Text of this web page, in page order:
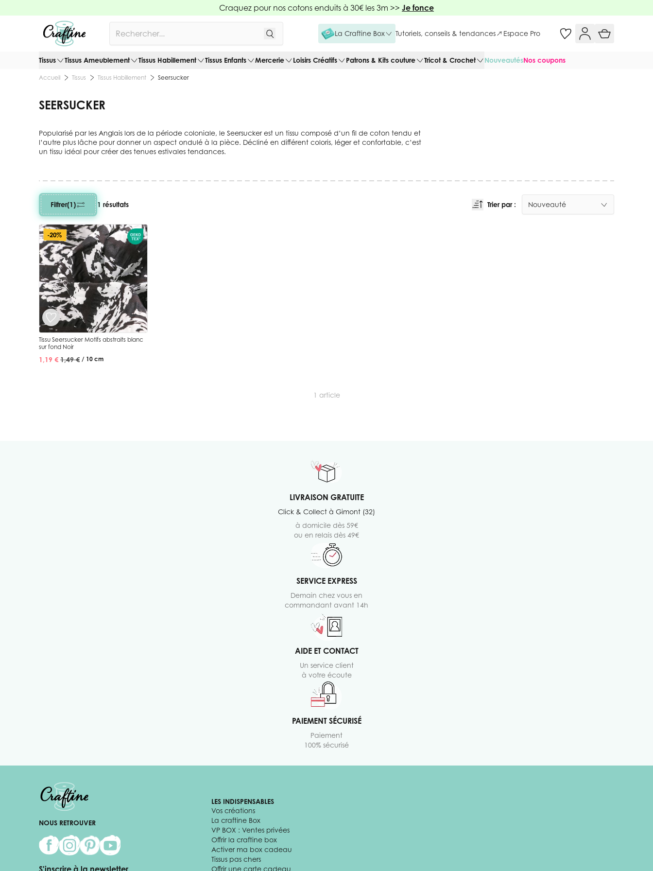
Craquez pour nos cotons enduits à 30€ les 3m >> Je fonce
La Craftine Box Tutoriels, conseils & tendances Espace Pro
Tissus Tissus Ameublement Tissus Habillement Tissus Enfants Mercerie Loisirs Créatifs Patrons & Kits couture Tricot & Crochet NouveautésNos coupons
Accueil Tissus Tissus Habillement Seersucker
SEERSUCKER
Popularisé par les Anglais lors de la période coloniale, le Seersucker est un tissu composé d’un fil de coton tendu et
l’autre plus lâche pour donner un aspect ondulé à la pièce. Décliné en différent coloris, léger et confortable, c’est
un tissu idéal pour créer des tenues estivales tendances.
Filtrer(1) 1 résultats Trier par :
-20%
Tissu Seersucker Motifs abstraits blanc
sur fond Noir
1,19 € 1,49 € / 10 cm
1 article
LIVRAISON GRATUITE
Click & Collect à Gimont (32)
à domicile dès 59€
ou en relais dès 49€
SERVICE EXPRESS
Demain chez vous en
commandant avant 14h
AIDE ET CONTACT
Un service client
à votre écoute
PAIEMENT SÉCURISÉ
Paiement
100% sécurisé
NOUS RETROUVER
S'inscrire à la newsletter
LES INDISPENSABLES
Vos créations
La craftine Box
VP BOX : Ventes privées
Offrir la craftine box
Activer ma box cadeau
Tissus pas chers
Offrir une carte cadeau